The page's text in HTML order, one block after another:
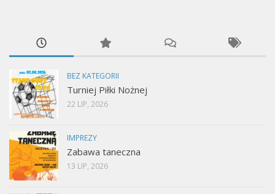
BEZ KATEGORII
Turniej Piłki Nożnej
22 LIP, 2026
IMPREZY
Zabawa taneczna
13 LIP, 2026